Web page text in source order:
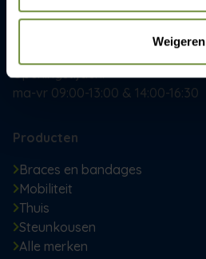
Weigeren
+31 (0)20 760 47 20
info@thuiszorgwinkelonline.nl
ma-vr 09:00-13:00 & 14:00-16:30
Producten
Braces en bandages
Mobiliteit
Thuis
Steunkousen
Alle merken